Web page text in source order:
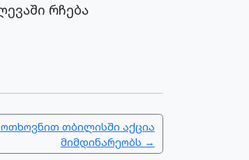
რჩება
თბილისში აქცია
მიმდინარეობს →